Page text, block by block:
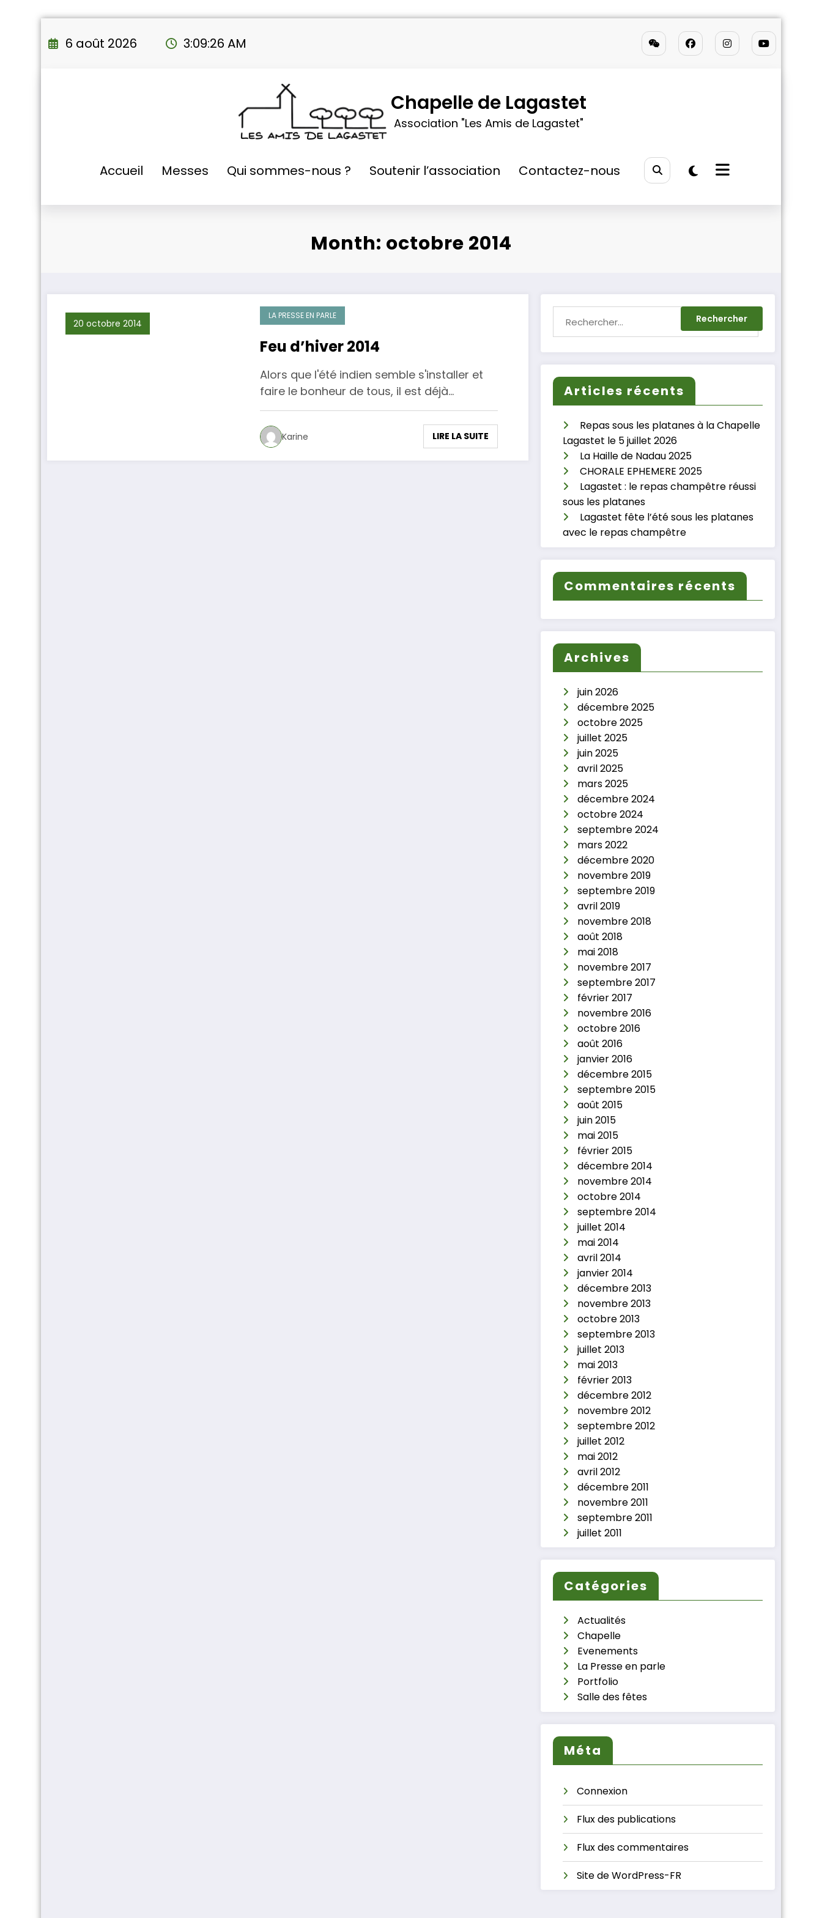
au
6 août 2026 3:09:27 AM
Chapelle de Lagastet
Association "Les Amis de Lagastet"
Accueil Messes Qui sommes-nous ? Soutenir l’association Contactez-nous
Month: octobre 2014
20 octobre 2014
LA PRESSE EN PARLE
Feu d’hiver 2014
Alors que l'été indien semble s'installer et
faire le bonheur de tous, il est déjà…
Karine LIRE LA SUITE
Articles récents
Repas sous les platanes à la Chapelle
Lagastet le 5 juillet 2026
La Haille de Nadau 2025
CHORALE EPHEMERE 2025
Lagastet : le repas champêtre réussi
sous les platanes
Lagastet fête l’été sous les platanes
avec le repas champêtre
Commentaires récents
Archives
juin 2026
décembre 2025
octobre 2025
juillet 2025
juin 2025
avril 2025
mars 2025
décembre 2024
octobre 2024
septembre 2024
mars 2022
décembre 2020
novembre 2019
septembre 2019
avril 2019
novembre 2018
août 2018
mai 2018
novembre 2017
septembre 2017
février 2017
novembre 2016
octobre 2016
août 2016
janvier 2016
décembre 2015
septembre 2015
août 2015
juin 2015
mai 2015
février 2015
décembre 2014
novembre 2014
octobre 2014
septembre 2014
juillet 2014
mai 2014
avril 2014
janvier 2014
décembre 2013
novembre 2013
octobre 2013
septembre 2013
juillet 2013
mai 2013
février 2013
décembre 2012
novembre 2012
septembre 2012
juillet 2012
mai 2012
avril 2012
décembre 2011
novembre 2011
septembre 2011
juillet 2011
Catégories
Actualités
Chapelle
Evenements
La Presse en parle
Portfolio
Salle des fêtes
Méta
Connexion
Flux des publications
Flux des commentaires
Site de WordPress-FR